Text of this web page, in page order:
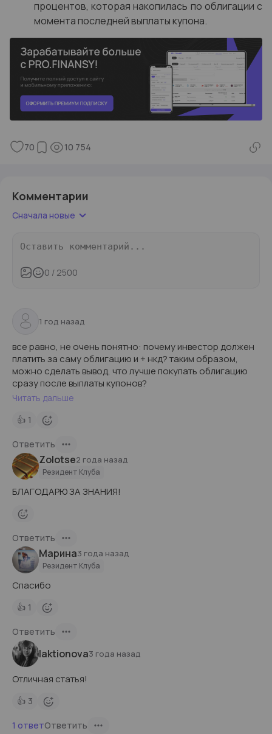
процентов, которая накопилась по облигации с
момента последней выплаты купона.
70 10 754
Комментарии
Сначала новые
0 / 2500
1 год назад
все равно, не очень понятно: почему инвестор должен
платить за саму облигацию и + нкд? таким образом,
можно сделать вывод, что лучше покупать облигацию
сразу после выплаты купонов?
Читать дальше
👍 1
Ответить
Zolotse2 года назад
Резидент Клуба
БЛАГОДАРЮ ЗА ЗНАНИЯ!
Ответить
Марина3 года назад
Резидент Клуба
Спасибо
👍 1
Ответить
laktionova3 года назад
Отличная статья!
👍 3
1 ответОтветить